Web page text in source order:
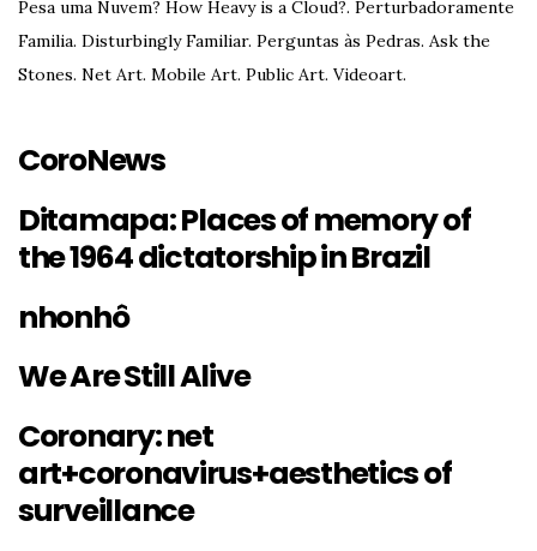
Pesa uma Nuvem? How Heavy is a Cloud?. Perturbadoramente
Familia. Disturbingly Familiar. Perguntas às Pedras. Ask the
Stones. Net Art. Mobile Art. Public Art. Videoart.
CoroNews
Ditamapa: Places of memory of
the 1964 dictatorship in Brazil
nhonhô
We Are Still Alive
Coronary: net
art+coronavirus+aesthetics of
surveillance